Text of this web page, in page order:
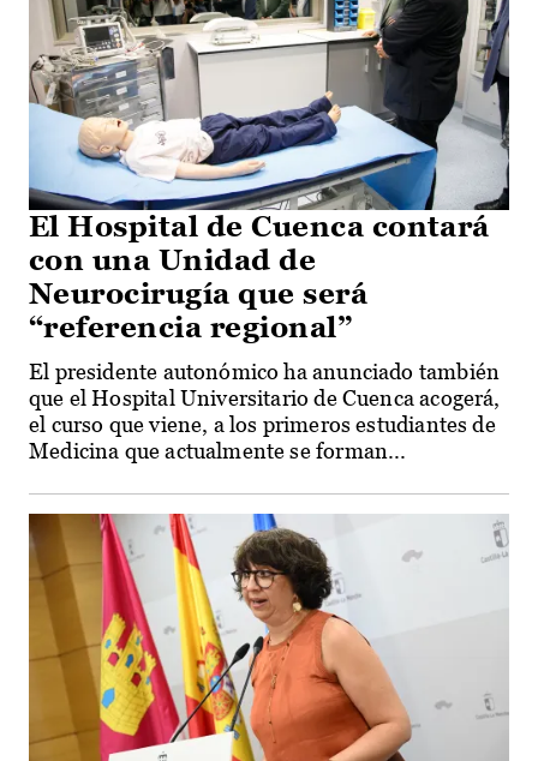
El Hospital de Cuenca contará
con una Unidad de
Neurocirugía que será
“referencia regional”
El presidente autonómico ha anunciado también
que el Hospital Universitario de Cuenca acogerá,
el curso que viene, a los primeros estudiantes de
Medicina que actualmente se forman...